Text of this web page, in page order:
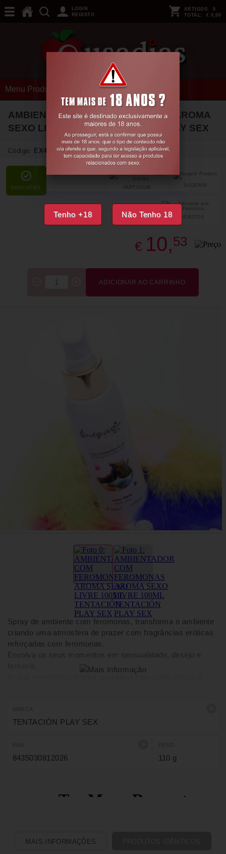
Tenho +18 Não Tenho 18
LOGIN
REGISTO
ARTIGOS: 0
TOTAL: € 0,00
Menu Produtos
AMBIENTADOR COM FEROMONAS AROMA
SEXO LIVRE 100ML TENTACIÓN PLAY SEX
Código: EX46208
DISPONÍVEL SUGERIR
PARTILHAR
FAVORITOS
€ 10,53
ADICIONAR AO CARRINHO
Spray de ambiente com feromonas, transforma o ambiente
criando uma atmosfera de prazer com fragrâncias eróticas
reforçadas com feromonas.
Envolva os seus momentos em sensualidade, desejo e
Frutos vermelhos: Aroma agradável com notas doces e
TENTACIÓN PLAY SEX
8435030812026 110 g
MAIS INFORMAÇÕES